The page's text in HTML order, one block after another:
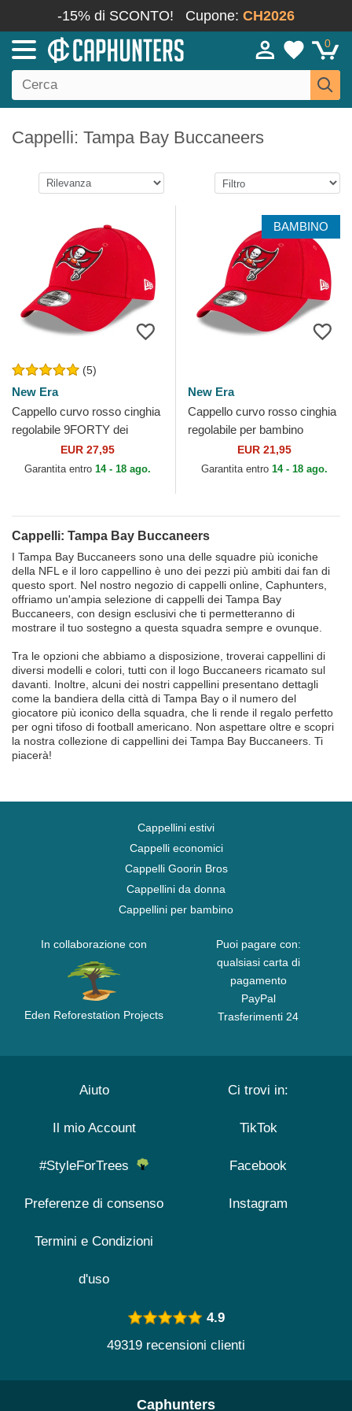
-15% di SCONTO! Cupone: CH2026
0
Cappelli: Tampa Bay Buccaneers
(5)
New Era
Cappello curvo rosso cinghia
regolabile 9FORTY dei
Tampa Bay Buccaneers NFL
di New Era
EUR 27,95
Garantita entro 14 - 18 ago.
BAMBINO
New Era
Cappello curvo rosso cinghia
regolabile per bambino
9FORTY The League dei
Tampa Bay Buccaneers...
EUR 21,95
Garantita entro 14 - 18 ago.
Cappelli: Tampa Bay Buccaneers
I Tampa Bay Buccaneers sono una delle squadre più iconiche
della NFL e il loro cappellino è uno dei pezzi più ambiti dai fan di
questo sport. Nel nostro negozio di cappelli online, Caphunters,
offriamo un'ampia selezione di cappelli dei Tampa Bay
Buccaneers, con design esclusivi che ti permetteranno di
mostrare il tuo sostegno a questa squadra sempre e ovunque.
Tra le opzioni che abbiamo a disposizione, troverai cappellini di
diversi modelli e colori, tutti con il logo Buccaneers ricamato sul
davanti. Inoltre, alcuni dei nostri cappellini presentano dettagli
come la bandiera della città di Tampa Bay o il numero del
giocatore più iconico della squadra, che li rende il regalo perfetto
per ogni tifoso di football americano. Non aspettare oltre e scopri
la nostra collezione di cappellini dei Tampa Bay Buccaneers. Ti
piacerà!
Cappellini estivi
Cappelli economici
Cappelli Goorin Bros
Cappellini da donna
Cappellini per bambino
In collaborazione con
Eden Reforestation Projects
Puoi pagare con:
qualsiasi carta di
pagamento
PayPal
Trasferimenti 24
Aiuto
Il mio Account
#StyleForTrees
Preferenze di consenso
Termini e Condizioni
d'uso
Ci trovi in:
TikTok
Facebook
Instagram
4.9
49319 recensioni clienti
Caphunters